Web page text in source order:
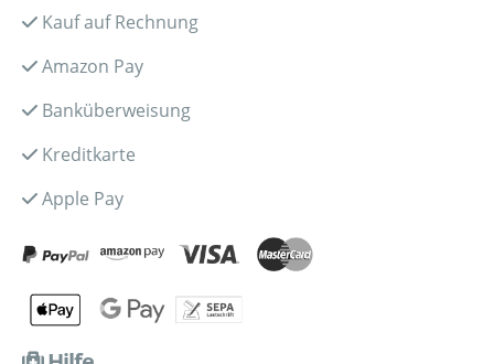
Kauf auf Rechnung
Amazon Pay
Banküberweisung
Kreditkarte
Apple Pay